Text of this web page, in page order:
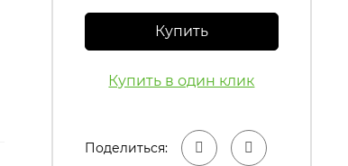
Купить
Купить в один клик
Поделиться: